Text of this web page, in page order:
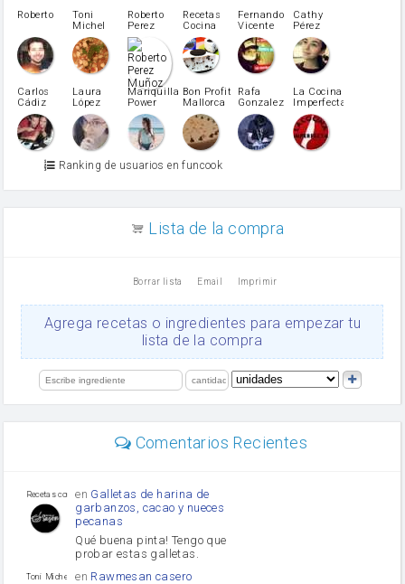
Harina para bizcocho
patatas
pimiento rojo
Pimentón
pimiento verde
miel
vino blanco
Azúcar glass
Azúcar moreno
Zumo de limón
arroz
Ajos
salsa de soja
limón
Roberto
Toni
Michel
Caubet
Roberto
Perez
Muñoz
Recetas
Cocina
Fernando
Vicente
Cathy
Pérez
Carlos
Cádiz
Laura
López
Martínez
Mariquilla
Power
Bon Profit
Mallorca
Rafa
Gonzalez
La Cocina
Imperfecta
Ranking de usuarios en funcook
Lista de la compra
Borrar lista Email Imprimir
Agrega recetas o ingredientes para empezar tu
lista de la compra
Comentarios Recientes
Recetas con sazon
en Galletas de harina de
garbanzos, cacao y nueces
pecanas
Qué buena pinta! Tengo que
probar estas galletas.
Toni Michel Caubet
en Rawmesan casero